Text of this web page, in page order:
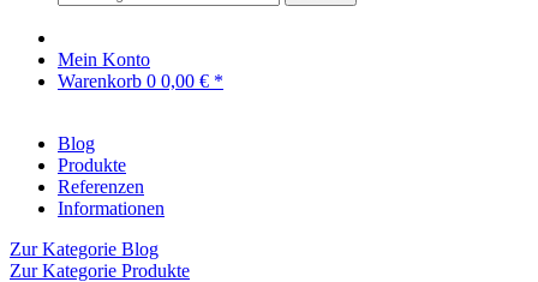
Mein Konto
Warenkorb 0 0,00 € *
Blog
Produkte
Referenzen
Informationen
Zur Kategorie Blog
Zur Kategorie Produkte